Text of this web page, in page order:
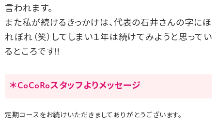
言われます。
また私が続けるきっかけは、代表の石井さんの字にほ
れぼれ（笑）してしまい１年は続けてみようと思ってい
るところです!!
＊CoCoRoスタッフよりメッセージ
定期コースをお続けいただきましてありがとうございます。